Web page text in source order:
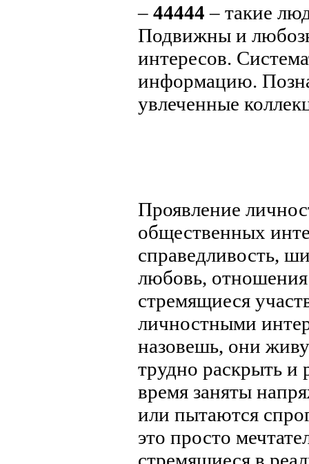
– 44444 – такие
Подвижны и
интересов.
информацию.
увлеченные
Проявление
общественных
справедливость,
любовь,
стремящиеся
личностными
назовешь, они
трудно раскрыть и
время заняты
или пытаются
это просто